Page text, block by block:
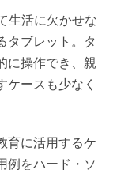
生活に欠かせな
タブレット。タ
に操作でき、親
ケースも少なく
育に活用するケ
例をハード・ソ